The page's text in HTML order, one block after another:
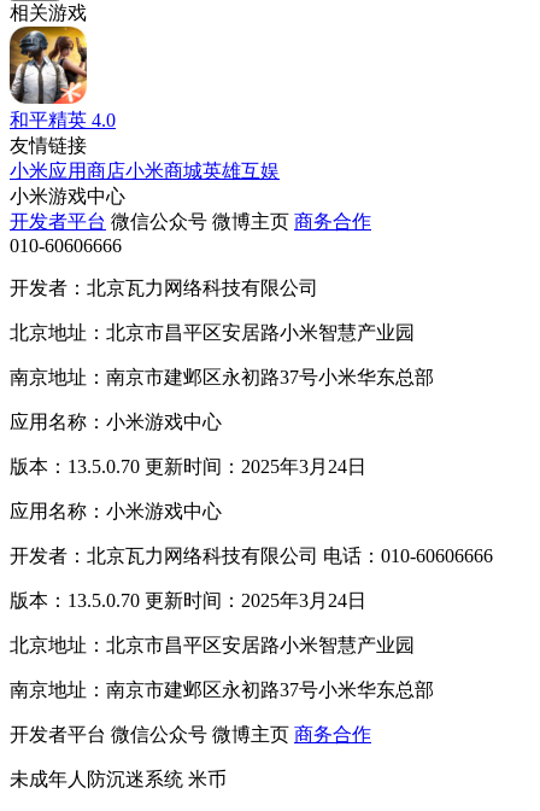
相关游戏
和平精英 4.0
友情链接
小米应用商店小米商城英雄互娱
小米游戏中心
开发者平台 微信公众号 微博主页 商务合作
010-60606666
开发者：北京瓦力网络科技有限公司
北京地址：北京市昌平区安居路小米智慧产业园
南京地址：南京市建邺区永初路37号小米华东总部
应用名称：小米游戏中心
版本：13.5.0.70 更新时间：2025年3月24日
应用名称：小米游戏中心
开发者：北京瓦力网络科技有限公司 电话：010-60606666
版本：13.5.0.70 更新时间：2025年3月24日
北京地址：北京市昌平区安居路小米智慧产业园
南京地址：南京市建邺区永初路37号小米华东总部
开发者平台 微信公众号 微博主页 商务合作
未成年人防沉迷系统 米币